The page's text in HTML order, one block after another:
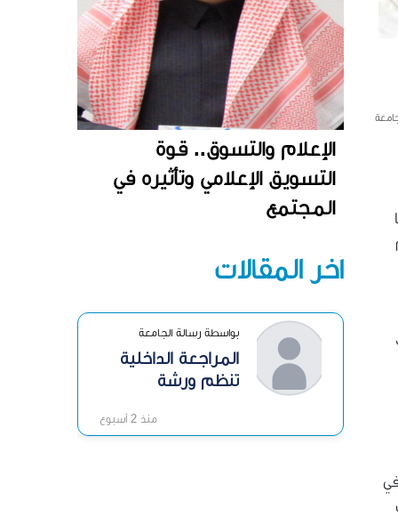
الإعلام والتسوق.. قوة
التسويق الإعلامي وتأثيره في
المجتمع
آخر المقالات
بواسطة رسالة الجامعة
المراجعة الداخلية
تنظم ورشة
منذ 2 أسبوع